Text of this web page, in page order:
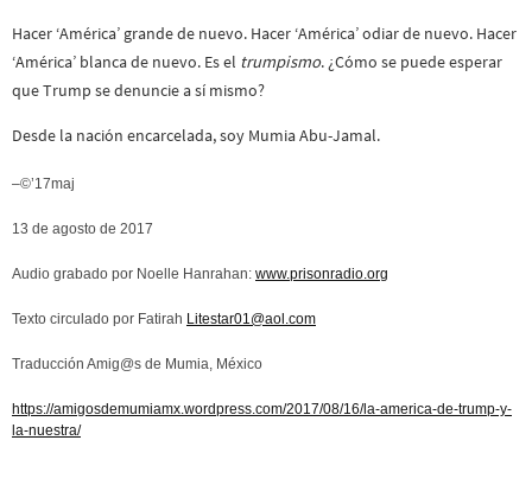
Hacer ‘América’ grande de nuevo. Hacer ‘América’ odiar de nuevo. Hacer
‘América’ blanca de nuevo. Es el trumpismo. ¿Cómo se puede esperar
que Trump se denuncie a sí mismo?
Desde la nación encarcelada, soy Mumia Abu-Jamal.
–©’17maj
13 de agosto de 2017
Audio grabado por Noelle Hanrahan: www.prisonradio.org
Texto circulado por Fatirah Litestar01@aol.com
Traducción Amig@s de Mumia, México
https://amigosdemumiamx.wordpress.com/2017/08/16/la-america-de-trump-y-
la-nuestra/